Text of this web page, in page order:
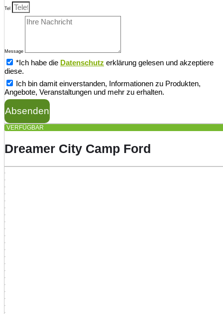
Tel
Message
*Ich habe die Datenschutz erklärung gelesen und akzeptiere
diese.
Ich bin damit einverstanden, Informationen zu Produkten,
Angebote, Veranstaltungen und mehr zu erhalten.
Absenden
VERFÜGBAR
Dreamer City Camp Ford